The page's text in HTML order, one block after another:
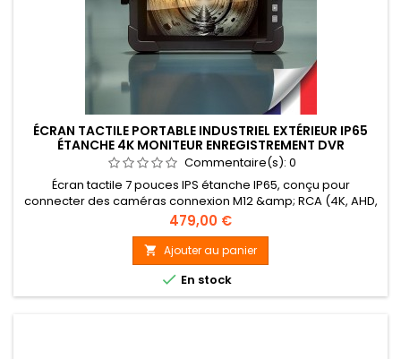
ÉCRAN TACTILE PORTABLE INDUSTRIEL EXTÉRIEUR IP65
ÉTANCHE 4K MONITEUR ENREGISTREMENT DVR
Commentaire(s): 0
Écran tactile 7 pouces IPS étanche IP65, conçu pour
connecter des caméras connexion M12 &amp; RCA (4K, AHD,
CVBS), avec enregistrement H.265, sortie HDMI, WiFi intégré,
et batterie interchangeable. Idéal pour les environnements
professionnels exigeants.
Prix
479,00 €
 Ajouter au panier
 En stock